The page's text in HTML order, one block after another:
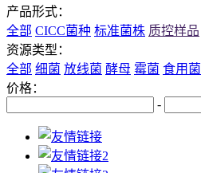
产品形式：
全部 CICC菌种 标准菌株 质控样品
资源类型：
全部 细菌 放线菌 酵母 霉菌 食用菌
价格：
-